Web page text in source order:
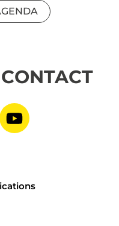
le compte
vers le
Lien vers la